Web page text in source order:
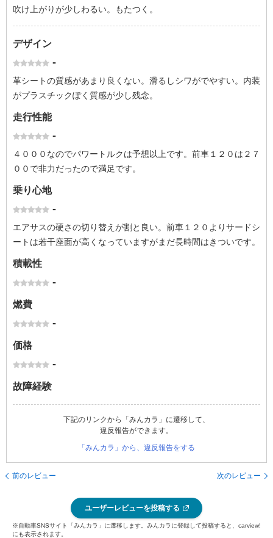
吹け上がりが少しわるい。もたつく。
デザイン
-
革シートの質感があまり良くない。滑るしシワがでやすい。内装
がプラスチックぽく質感が少し残念。
走行性能
-
４０００なのでパワートルクは予想以上です。前車１２０は２７
００で非力だったので満足です。
乗り心地
-
エアサスの硬さの切り替えが割と良い。前車１２０よりサードシ
ートは若干座面が高くなっていますがまだ長時間はきついです。
積載性
-
燃費
-
価格
-
故障経験
下記のリンクから「みんカラ」に遷移して、
違反報告ができます。
「みんカラ」から、違反報告をする
前のレビュー 次のレビュー
ユーザーレビューを投稿する
※自動車SNSサイト「みんカラ」に遷移します。みんカラに登録して投稿すると、carview!
にも表示されます。